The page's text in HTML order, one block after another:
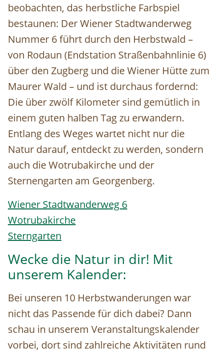
beobachten, das herbstliche Farbspiel
bestaunen: Der Wiener Stadtwanderweg
Nummer 6 führt durch den Herbstwald –
von Rodaun (Endstation Straßenbahnlinie 6)
über den Zugberg und die Wiener Hütte zum
Maurer Wald – und ist durchaus fordernd:
Die über zwölf Kilometer sind gemütlich in
einem guten halben Tag zu erwandern.
Entlang des Weges wartet nicht nur die
Natur darauf, entdeckt zu werden, sondern
auch die Wotrubakirche und der
Sternengarten am Georgenberg.
Wiener Stadtwanderweg 6
Wotrubakirche
Sterngarten
Wecke die Natur in dir! Mit
unserem Kalender:
Bei unseren 10 Herbstwanderungen war
nicht das Passende für dich dabei? Dann
schau in unserem Veranstaltungskalender
vorbei, dort sind zahlreiche Aktivitäten rund